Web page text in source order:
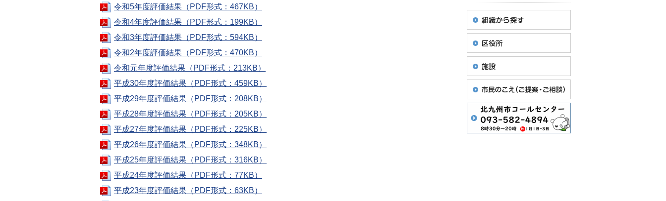
令和5年度評価結果（PDF形式：467KB）
令和4年度評価結果（PDF形式：199KB）
令和3年度評価結果（PDF形式：594KB）
令和2年度評価結果（PDF形式：470KB）
令和元年度評価結果（PDF形式：213KB）
平成30年度評価結果（PDF形式：459KB）
平成29年度評価結果（PDF形式：208KB）
平成28年度評価結果（PDF形式：205KB）
平成27年度評価結果（PDF形式：225KB）
平成26年度評価結果（PDF形式：348KB）
平成25年度評価結果（PDF形式：316KB）
平成24年度評価結果（PDF形式：77KB）
平成23年度評価結果（PDF形式：63KB）